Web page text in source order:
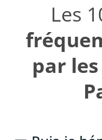
Les
par